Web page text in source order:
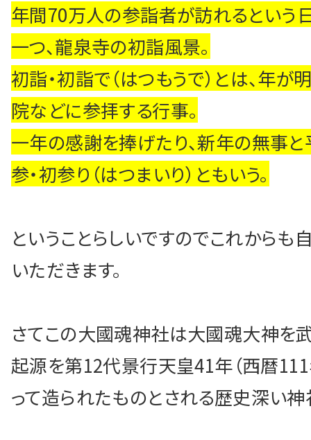
解決相談事例
採用情報
シンスタグラム
お問い合わせ・
年間70万人の参詣者が訪れるという
一つ、龍泉寺の初詣風景。
初詣・初詣で（はつもうで）とは、年
院などに参拝する行事。
一年の感謝を捧げたり、新年の無事と
参・初参り（はつまいり）ともいう。
ということらしいですのでこれからも
いただきます。
さてこの大國魂神社は大國魂大神を
起源を第12代景行天皇41年（西暦
って造られたものとされる歴史深い神